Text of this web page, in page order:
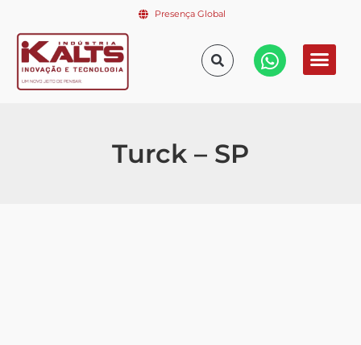
Presença Global
Turck – SP